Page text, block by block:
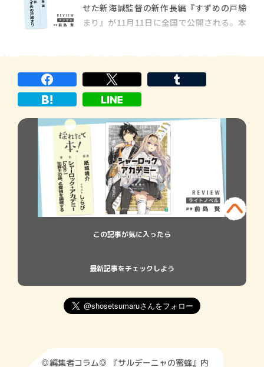
気の本コーナーでは、特別企画として、各ジ
ャンルの年間ベスト本を７人の評者に選ん
せた新海誠監督の新作長編『すずめの戸締
まり』が11月11日に全国で公開される。本
度々自作の小説化を手がけ、特に『君の名
は。』からは、映画に先駆けた「原作小
この記事が気に入ったら
最新記事をチェックしよう
◎編集者コラム◎ 『サルデーニャの蜜蜂』内